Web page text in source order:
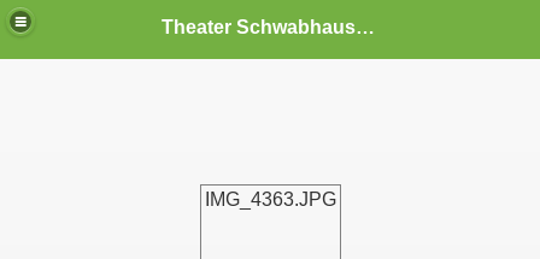
Theater Schwabhausen
IMG_4363.JPG